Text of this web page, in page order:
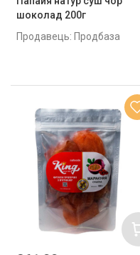
шоколад 200г
Продавець: Продбаза